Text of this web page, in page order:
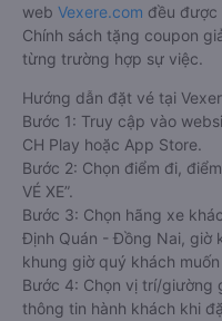
web Vexere.com đều được
Chính sách tặng coupon
từng trường hợp sự việc.
Hướng dẫn đặt vé tại
Bước 1: Truy cập vào
CH Play hoặc App Store.
Bước 2: Chọn điểm đi,
VÉ XE”.
Bước 3: Chọn hãng xe
Định Quán - Đồng Nai, giờ
khung giờ quý khách
Bước 4: Chọn vị trí/giường
thông tin hành khách khi